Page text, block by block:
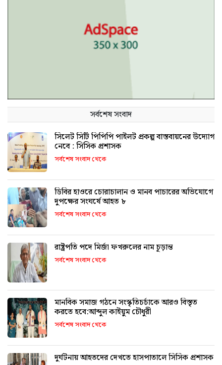
সর্বশেষ সংবাদ
সিলেট সিটি পিপিপি পাইলট প্রকল্প বাস্তবায়নের উদ্যোগ
নেবে : সিসিক প্রশাসক
সর্বশেষ সংবাদ থেকে
ডিবির হাওরে চোরাচালান ও মানব পাচারের অভিযোগে
দুপক্ষের সংঘর্ষে আহত ৮
সর্বশেষ সংবাদ থেকে
রাষ্ট্রপতি পদে মির্জা ফখরুলের নাম চূড়ান্ত
সর্বশেষ সংবাদ থেকে
মানবিক সমাজ গঠনে সংস্কৃতিচর্চাকে আরও বিস্তৃত
করতে হবে:আব্দুল কাইয়ুম চৌধুরী
সর্বশেষ সংবাদ থেকে
দুর্ঘটনায় আহতদের দেখতে হাসপাতালে সিসিক প্রশাসক